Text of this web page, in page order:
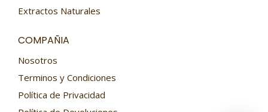
Extractos Naturales
COMPAÑIA
Nosotros
Terminos y Condiciones
Política de Privacidad